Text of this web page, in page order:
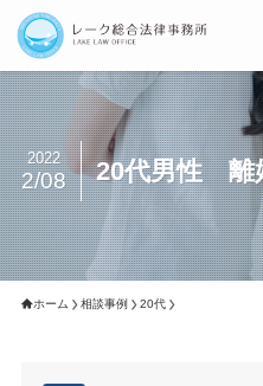
20代男性 離
2022
2/08
ホーム 相談事例 20代